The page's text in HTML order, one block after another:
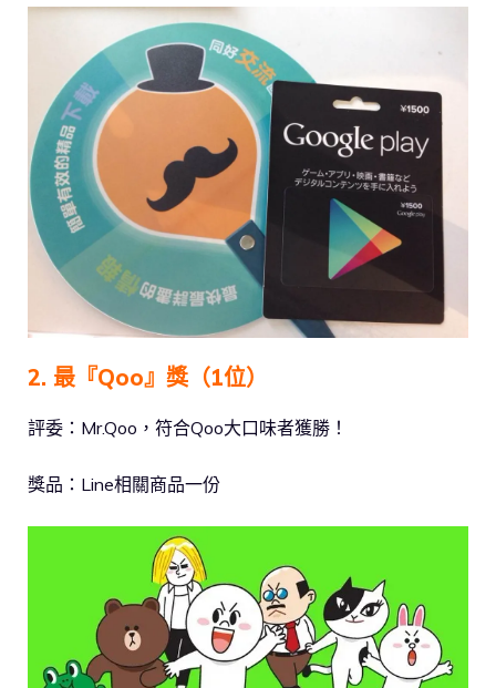
2. 最『Qoo』獎（1位）
評委：Mr.Qoo，符合Qoo大口味者獲勝！
獎品：Line相關商品一份